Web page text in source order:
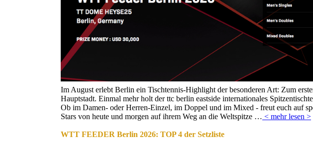
Im August erlebt Berlin ein Tischtennis-Highlight der besonderen Art: Zum
Hauptstadt. Einmal mehr holt der ttc berlin eastside internationales
Ob im Damen- oder Herren-Einzel, im Doppel und im Mixed - freut euch auf
Stars von heute und morgen auf ihrem Weg an die Weltspitze … < mehr lesen >
WTT FEEDER Berlin 2026: TOP 4 der Setzliste